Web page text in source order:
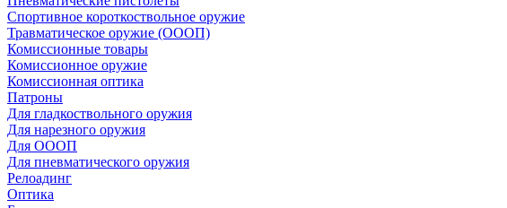
Спортивное короткоствольное оружие
Травматическое оружие (ОООП)
Комиссионные товары
Комиссионное оружие
Комиссионная оптика
Патроны
Для гладкоствольного оружия
Для нарезного оружия
Для ОООП
Для пневматического оружия
Релоадинг
Оптика